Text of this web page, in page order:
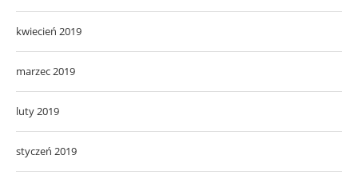
kwiecień 2019
marzec 2019
luty 2019
styczeń 2019